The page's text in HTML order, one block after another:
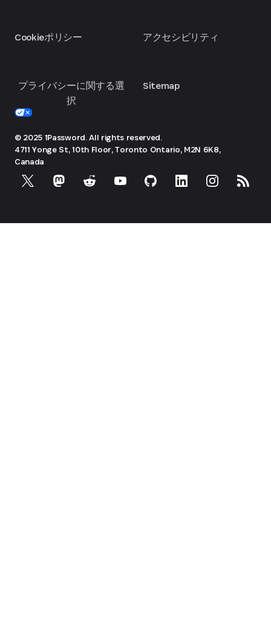
Cookieポリシー
プライバシーに関する選
択
アクセシビリティ
Sitemap
© 2025 1Password. All rights reserved.
4711 Yonge St, 10th Floor, Toronto Ontario, M2N 6K8,
Canada